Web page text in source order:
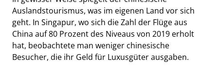
Auslandstourismus, was im eigenen Land vor sich
geht. In Singapur, wo sich die Zahl der Flüge aus
China auf 80 Prozent des Niveaus von 2019 erholt
hat, beobachtete man weniger chinesische
Besucher, die ihr Geld für Luxusgüter ausgaben.